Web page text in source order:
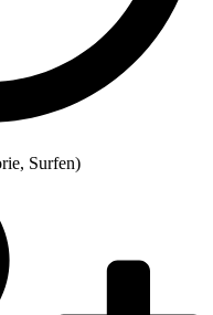
Surfen)